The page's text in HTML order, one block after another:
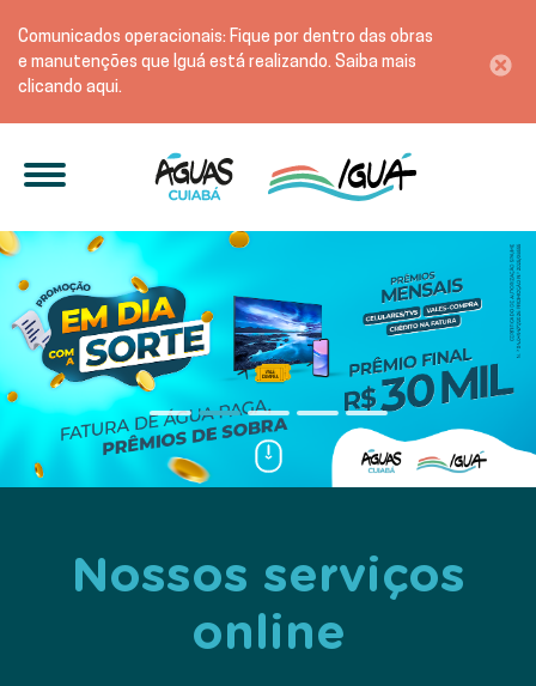
Comunicados operacionais: Fique por dentro das obras
e manutenções que Iguá está realizando. Saiba mais
clicando aqui.
Área de atuação no
Nossos serviços
online